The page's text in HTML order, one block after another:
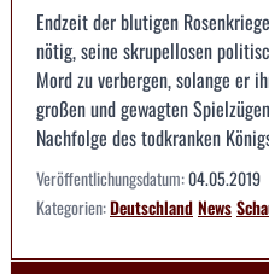
Endzeit der blutigen
nötig, seine skrupellosen
Mord zu verbergen, solange er
großen und gewagten
Nachfolge des todkranken
Veröffentlichungsdatum:04.05.2019
Kategorien:DeutschlandNews